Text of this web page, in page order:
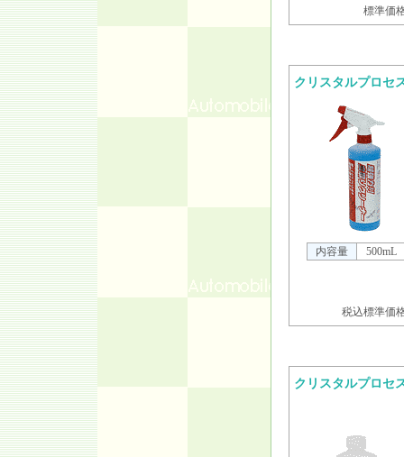
標準価
クリスタルプロセ
内容量 500mL
税込標準価
クリスタルプロセ